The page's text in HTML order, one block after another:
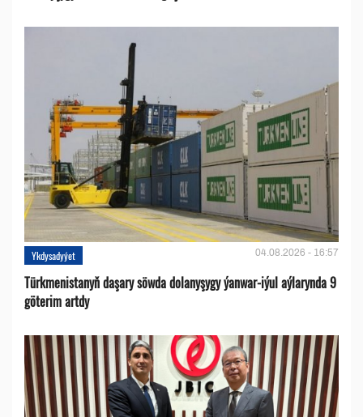
Ykdysadyýet 04.08.2026 - 16:57
Türkmenistanyň daşary söwda dolanyşygy ýanwar-iýul aýlarynda 9
göterim artdy